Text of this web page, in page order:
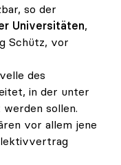
so der
Universitäten,
Schütz, vor
des
in der unter
sollen.
vor allem jene